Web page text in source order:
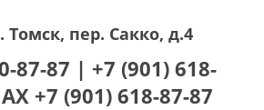
Томск, пер. Сакко, д.4
87-87 | +7 (901) 618-
+7 (901) 618-87-87